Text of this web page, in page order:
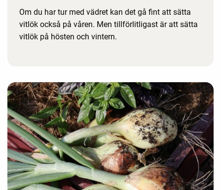
Om du har tur med vädret kan det gå fint att sätta
vitlök också på våren. Men tillförlitligast är att sätta
vitlök på hösten och vintern.